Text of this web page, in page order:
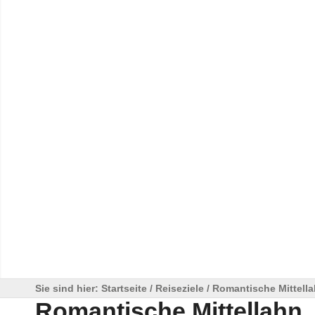
Sie sind hier: Startseite / Reiseziele / Romantische